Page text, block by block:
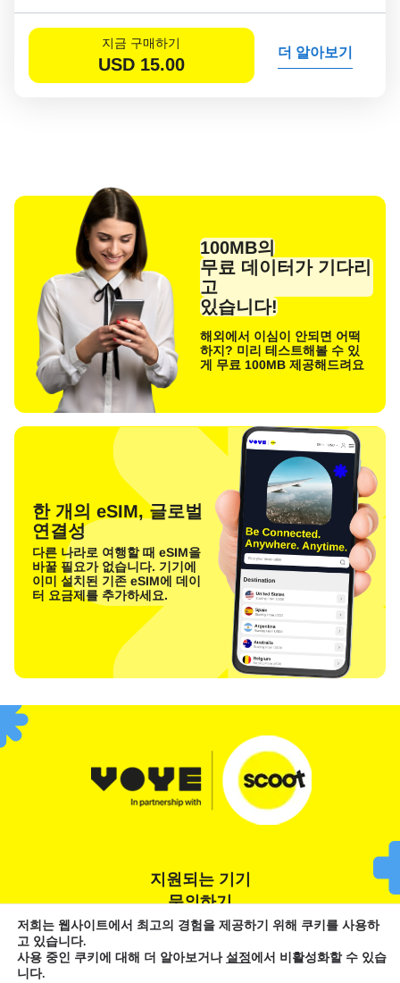
지금 구매하기
USD 15.00
더 알아보기
100MB의
무료 데이터가 기다리
고
있습니다!
해외에서 이심이 안되면 어떡
하지? 미리 테스트해볼 수 있
게 무료 100MB 제공해드려요
한 개의 eSIM, 글로벌
연결성
다른 나라로 여행할 때 eSIM을
바꿀 필요가 없습니다. 기기에
이미 설치된 기존 eSIM에 데이
터 요금제를 추가하세요.
지원되는 기기
문의하기
이용 약관 개인정보 처리방침 쿠키 정책
저희는 웹사이트에서 최고의 경험을 제공하기 위해 쿠키를 사용하
고 있습니다.
사용 중인 쿠키에 대해 더 알아보거나설정에서 비활성화할 수 있습
니다.